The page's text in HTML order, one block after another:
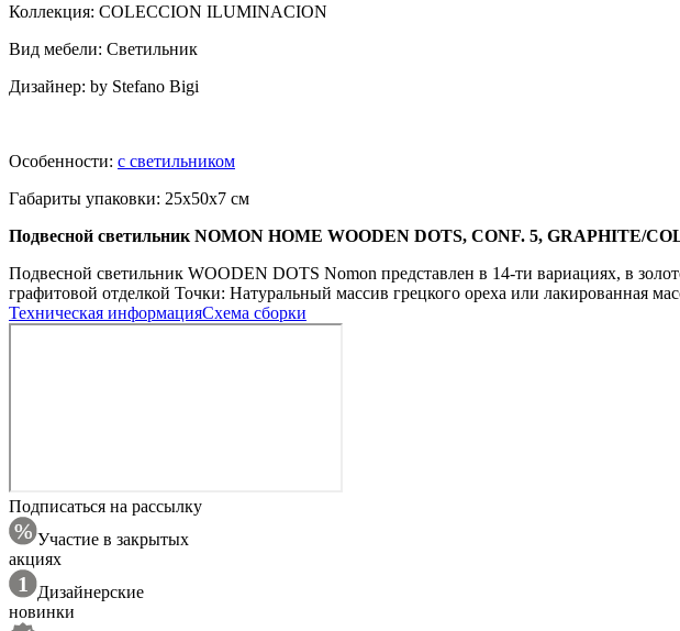
Коллекция: COLECCION ILUMINACION
Вид мебели: Светильник
Дизайнер: by Stefano Bigi
Особенности: с светильником
Габариты упаковки: 25x50x7 см
Подвесной светильник NOMON HOME WOODEN DOTS, CONF. 5, GRAPHITE/
Подвесной светильник WOODEN DOTS Nomon представлен в 14-ти вариациях, в
графитовой отделкой Точки: Натуральный массив грецкого ореха или лакированная
Техническая информацияСхема сборки
Подписаться на рассылку
Участие в закрытых
акциях
Дизайнерские
новинки